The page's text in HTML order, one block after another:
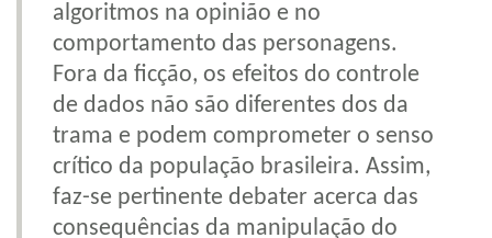
algoritmos na opinião e no
comportamento das personagens.
Fora da ficção, os efeitos do controle
de dados não são diferentes dos da
trama e podem comprometer o senso
crítico da população brasileira. Assim,
faz-se pertinente debater acerca das
consequências da manipulação do